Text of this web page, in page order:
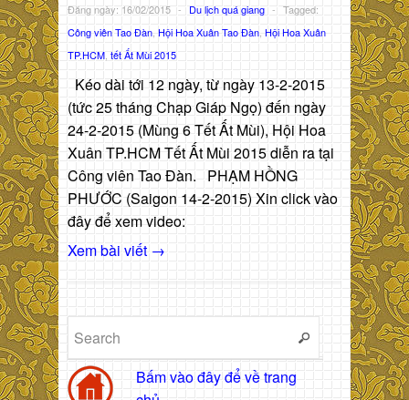
Đăng ngày: 16/02/2015 - Du lịch quá giang - Tagged:
Công viên Tao Đàn Hội Hoa Xuân Tao Đàn Hội Hoa Xuân
TP.HCM tết Ất Mùi 2015
Kéo dài tới 12 ngày, từ ngày 13-2-2015
(tức 25 tháng Chạp Giáp Ngọ) đến ngày
24-2-2015 (Mùng 6 Tết Ất Mùi), Hội Hoa
Xuân TP.HCM Tết Ất Mùi 2015 diễn ra tại
Công viên Tao Đàn. PHẠM HỒNG
PHƯỚC (Saigon 14-2-2015) Xin click vào
đây để xem video:
Xem bài viết →
Bấm vào đây để về trang